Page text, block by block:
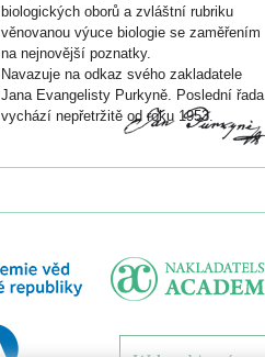
biologických oborů a zvláštní rubriku
věnovanou výuce biologie se zaměřením
na nejnovější poznatky.
Navazuje na odkaz svého zakladatele
Jana Evangelisty Purkyně. Poslední řada
vychází nepřetržitě od roku 1953.